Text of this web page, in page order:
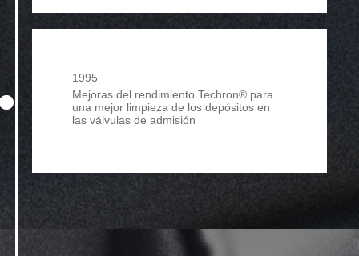
1995
Mejoras del rendimiento Techron® para
una mejor limpieza de los depósitos en
las válvulas de admisión